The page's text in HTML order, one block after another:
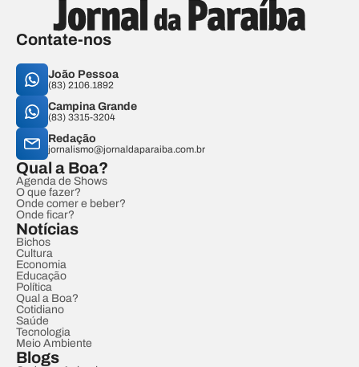
Contate-nos
João Pessoa
(83) 2106.1892
Campina Grande
(83) 3315-3204
Redação
jornalismo@jornaldaparaiba.com.br
Qual a Boa?
Agenda de Shows
O que fazer?
Onde comer e beber?
Onde ficar?
Notícias
Bichos
Cultura
Economia
Educação
Política
Qual a Boa?
Cotidiano
Saúde
Tecnologia
Meio Ambiente
Blogs